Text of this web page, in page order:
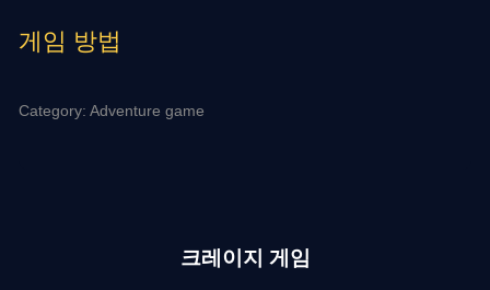
게임 방법
Category: Adventure game
크레이지 게임